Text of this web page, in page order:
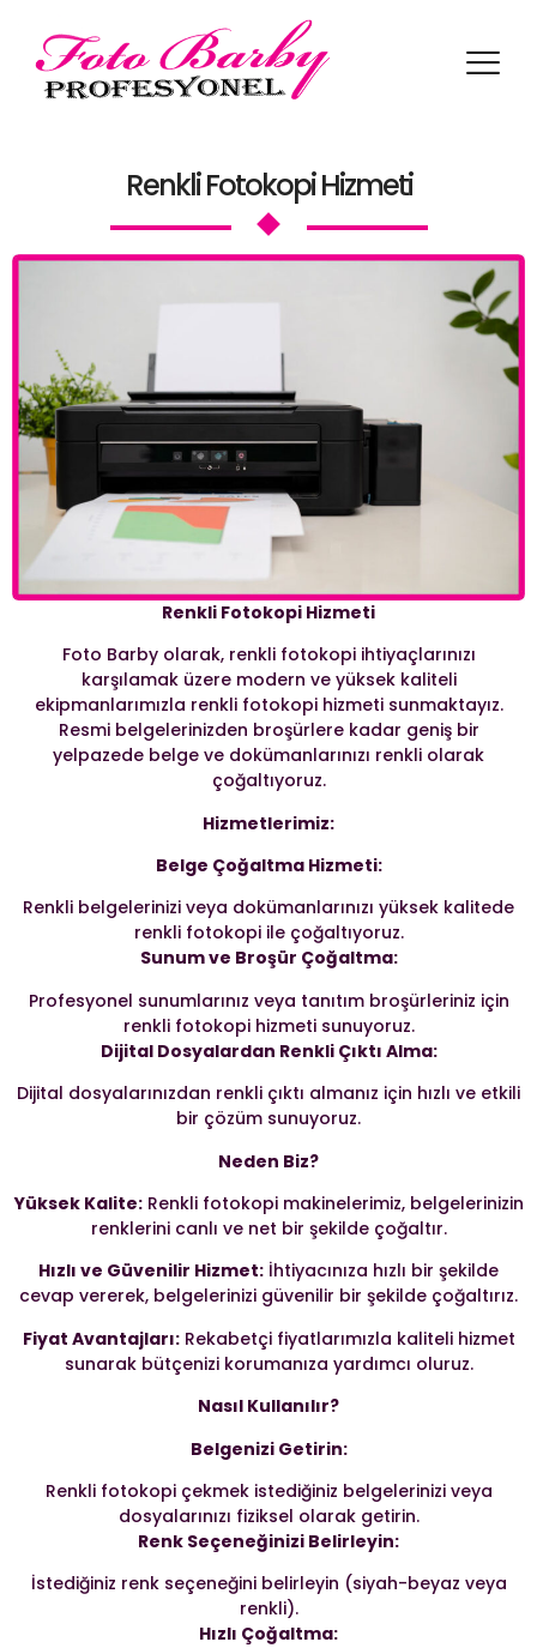
Renkli Fotokopi Hizmeti
Renkli Fotokopi Hizmeti
Foto Barby olarak, renkli fotokopi ihtiyaçlarınızı
karşılamak üzere modern ve yüksek kaliteli
ekipmanlarımızla renkli fotokopi hizmeti sunmaktayız.
Resmi belgelerinizden broşürlere kadar geniş bir
yelpazede belge ve dokümanlarınızı renkli olarak
çoğaltıyoruz.
Hizmetlerimiz:
Belge Çoğaltma Hizmeti:
Renkli belgelerinizi veya dokümanlarınızı yüksek kalitede
renkli fotokopi ile çoğaltıyoruz.
Sunum ve Broşür Çoğaltma:
Profesyonel sunumlarınız veya tanıtım broşürleriniz için
renkli fotokopi hizmeti sunuyoruz.
Dijital Dosyalardan Renkli Çıktı Alma:
Dijital dosyalarınızdan renkli çıktı almanız için hızlı ve etkili
bir çözüm sunuyoruz.
Neden Biz?
Yüksek Kalite:Renkli fotokopi makinelerimiz, belgelerinizin
renklerini canlı ve net bir şekilde çoğaltır.
Hızlı ve Güvenilir Hizmet: İhtiyacınıza hızlı bir şekilde
cevap vererek, belgelerinizi güvenilir bir şekilde çoğaltırız.
Fiyat Avantajları:Rekabetçi fiyatlarımızla kaliteli hizmet
sunarak bütçenizi korumanıza yardımcı oluruz.
Nasıl Kullanılır?
Belgenizi Getirin:
Renkli fotokopi çekmek istediğiniz belgelerinizi veya
dosyalarınızı fiziksel olarak getirin.
Renk Seçeneğinizi Belirleyin:
İstediğiniz renk seçeneğini belirleyin (siyah-beyaz veya
renkli).
Hızlı Çoğaltma: